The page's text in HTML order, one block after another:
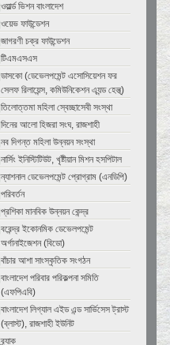
ওয়ার্ল্ড ভিশন বাংলাদেশ
ওয়েভ ফাউন্ডেশন
জাগরণী চক্র ফাউন্ডেশন
টিএমএসএস
ডাসকো (ডেভেলপমেন্ট এসোসিয়েশন ফর
সেলফ রিলায়েন্স, কমিউনিকেশন এ্যন্ড হেল্থ্)
তিলোত্তমা মহিলা স্বেচ্ছাসেবী সংস্থা
দিনের আলো হিজরা সংঘ, রাজশাহী
নব দিগন্ত মহিলা উন্নয়ন সংস্থা
নার্সিং ইনিস্টিটিউট, খৃষ্টীয়ান মিশন হসপিটাল
ন্যাশনাল ডেভেলপমেন্ট প্রোগ্রাম (এনডিপি)
পরিবর্তন
প্রশিকা মানবিক উন্নয়ন কেন্দ্র
বরেন্দ্র ইকোনমিক ডেভেলপমেন্ট
অর্গানাইজেশন (বিডো)
বাঁচার আশা সাংস্কৃতিক সংগঠন
বাংলাদেশ পরিবার পরিকল্পনা সমিতি
(এফপিএবি)
বাংলাদেশ লিগ্যাল এইড এন্ড সার্ভিসেস ট্রাস্ট
(ব্লাস্ট), রাজশাহী ইউনিট
ব্র্যাক